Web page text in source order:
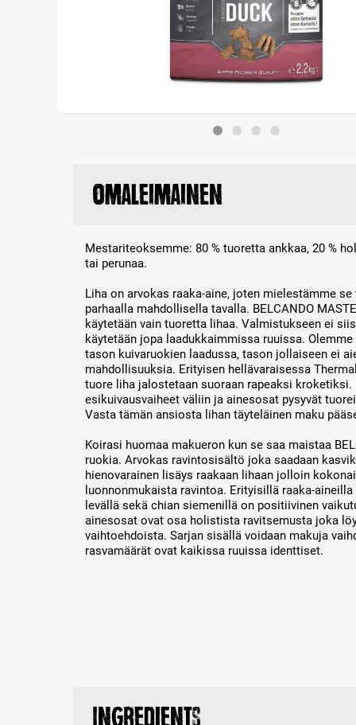
Omaleimainen
Mestariteoksemme: 80 % tuoretta ankkaa, 20 %
tai perunaa.
Liha on arvokas raaka-aine, joten mielestämme
parhaalla mahdollisella tavalla. BELCANDO
käytetään vain tuoretta lihaa. Valmistukseen ei
käytetään jopa laadukkaimmissa ruuissa.
tason kuivaruokien laadussa, tason jollaiseen ei
mahdollisuuksia. Erityisen hellävaraisessa
tuore liha jalostetaan suoraan rapeaksi
esikuivausvaiheet väliin ja ainesosat pysyvät
Vasta tämän ansiosta lihan täyteläinen maku
Koirasi huomaa makueron kun se saa maistaa
ruokia. Arvokas ravintosisältö joka saadaan
hienovarainen lisäys raakaan lihaan jolloin
luonnonmukaista ravintoa. Erityisillä raaka-
levällä sekä chian siemenillä on positiivinen
ainesosat ovat osa holistista ravitsemusta joka
vaihtoehdoista. Sarjan sisällä voidaan makuja
rasvamäärät ovat kaikissa ruuissa identtiset.
Ingredients